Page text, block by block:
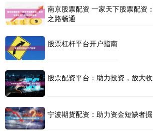
南京股票配资 一家天下股票配资
之路畅通
股票杠杆平台开户指南
股票配资平台：助力投资，放大
宁波期货配资：助力资金短缺者